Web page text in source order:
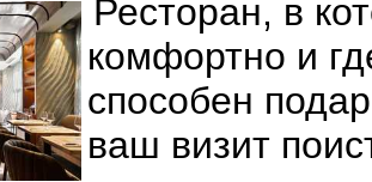
Ресторан, в
комфортно и
способен
ваш визит